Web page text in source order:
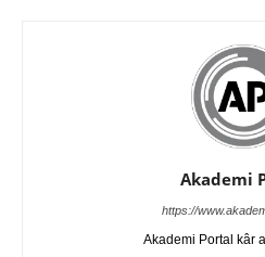
Akademi
https://
Akademi Portal kâr